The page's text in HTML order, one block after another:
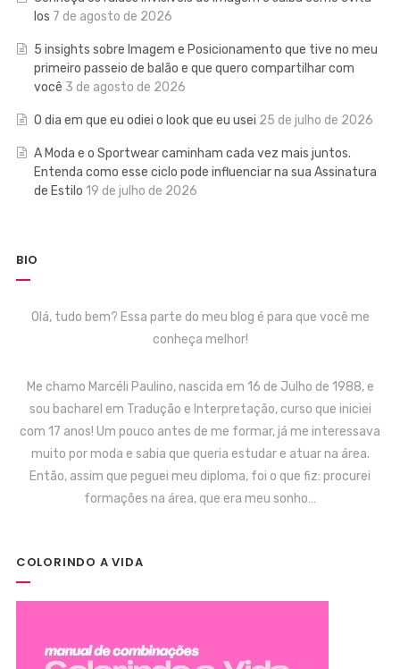
los 7 de agosto de 2026
5 insights sobre Imagem e Posicionamento que tive no meu
primeiro passeio de balão e que quero compartilhar com
você 3 de agosto de 2026
O dia em que eu odiei o look que eu usei 25 de julho de 2026
A Moda e o Sportwear caminham cada vez mais juntos.
Entenda como esse ciclo pode influenciar na sua Assinatura
de Estilo 19 de julho de 2026
BIO
Olá, tudo bem? Essa parte do meu blog é para que você me
conheça melhor!
Me chamo Marcéli Paulino, nascida em 16 de Julho de 1988, e
sou bacharel em Tradução e Interpretação, curso que iniciei
com 17 anos! Um pouco antes de me formar, já me interessava
muito por moda e sabia que queria estudar e atuar na área.
Então, assim que peguei meu diploma, foi o que fiz: procurei
formações na área, que era meu sonho…
COLORINDO A VIDA